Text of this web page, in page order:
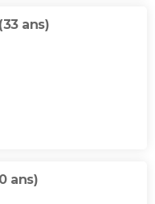
(33 ans)
ans)